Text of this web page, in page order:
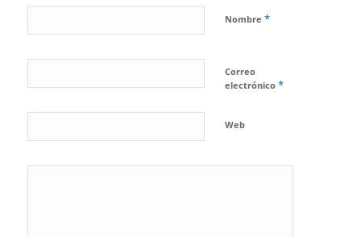
Nombre *
Correo
electrónico *
Web